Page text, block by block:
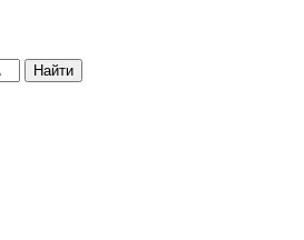
Найти